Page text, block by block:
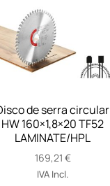
de serra circular
HW 160×1,8×20 TF52
LAMINATE/HPL
169,21 €
IVA Incl.